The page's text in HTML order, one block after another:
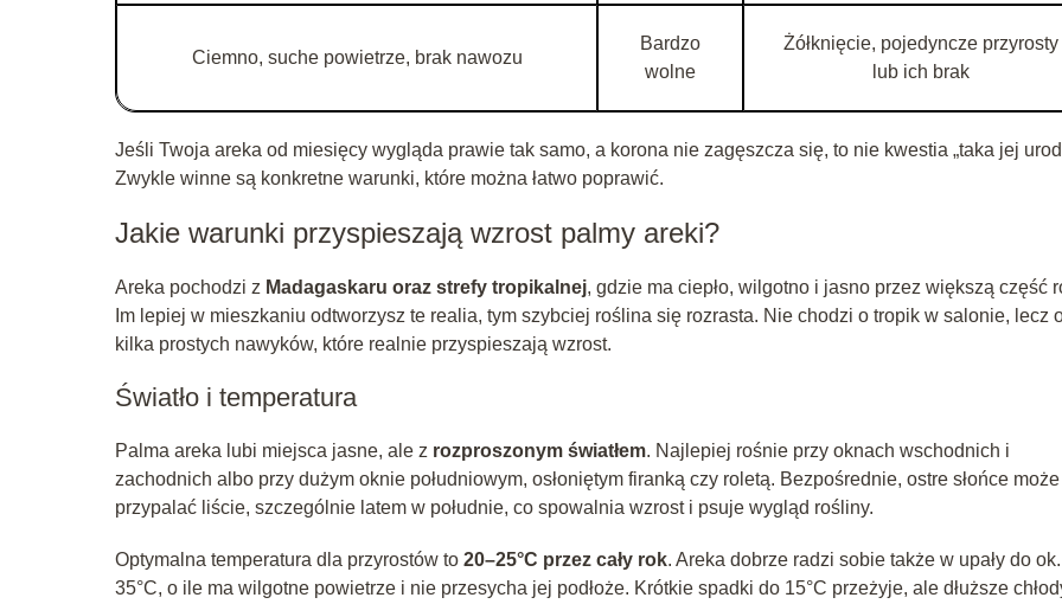
Ciemno, suche powietrze, brak nawozu
Bardzo
wolne
Żółknięcie, pojedyncze przyrosty
lub ich brak
Jeśli Twoja areka od miesięcy wygląda prawie tak samo, a korona nie zagęszcza się, to nie kwestia „taka jej
Zwykle winne są konkretne warunki, które można łatwo poprawić.
Jakie warunki przyspieszają wzrost palmy areki?
Areka pochodzi z Madagaskaru oraz strefy tropikalnej, gdzie ma ciepło, wilgotno i jasno przez większą część
Im lepiej w mieszkaniu odtworzysz te realia, tym szybciej roślina się rozrasta. Nie chodzi o tropik w salonie, lecz
kilka prostych nawyków, które realnie przyspieszają wzrost.
Światło i temperatura
Palma areka lubi miejsca jasne, ale z rozproszonym światłem. Najlepiej rośnie przy oknach wschodnich i
zachodnich albo przy dużym oknie południowym, osłoniętym firanką czy roletą. Bezpośrednie, ostre słońce może
przypalać liście, szczególnie latem w południe, co spowalnia wzrost i psuje wygląd rośliny.
Optymalna temperatura dla przyrostów to 20–25°C przez cały rok. Areka dobrze radzi sobie także w upały do ok.
35°C, o ile ma wilgotne powietrze i nie przesycha jej podłoże. Krótkie spadki do 15°C przeżyje, ale dłuższe